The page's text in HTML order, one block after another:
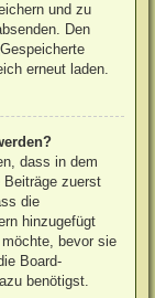
und zu
Den
erneut laden.
dass in dem
Beiträge zuerst
die
hinzugefügt
bevor sie
Board-
benötigst.